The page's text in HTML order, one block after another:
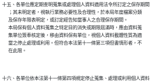
十五、各單位應定期查明蒐集或處理個人資料適用法令所訂定之保存期間
      ；其未明定者，視執行業務必要性及合理性，於本局年度檔案分類
      及保存年限表明定，或訂定經告知當事人之合理保存期間。
      本局保有個人資料蒐集之特定目的消失或期限屆滿時，應由資料蒐
      集單位簽奉核定後，移由資料保有單位，視個人資料載體性質為適
      當之停止處理或利用。但符合本法第十一條第三項但書情形者，不
十六、各單位依本法第十一條第四項規定停止蒐集、處理或利用個人資料